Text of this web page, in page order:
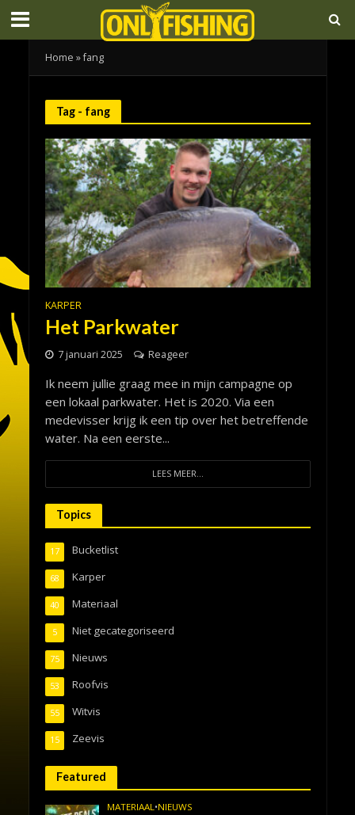
Home »fang
Tag - fang
KARPER
Het Parkwater
7 januari 2025 Reageer
Ik neem jullie graag mee in mijn campagne op
een lokaal parkwater. Het is 2020. Via een
medevisser krijg ik een tip over het betreffende
water. Na een eerste...
LEES MEER...
Topics
Bucketlist
17
Karper
68
Materiaal
40
Niet gecategoriseerd
5
Nieuws
75
Roofvis
53
Witvis
55
Zeevis
15
Featured
MATERIAAL •NIEUWS